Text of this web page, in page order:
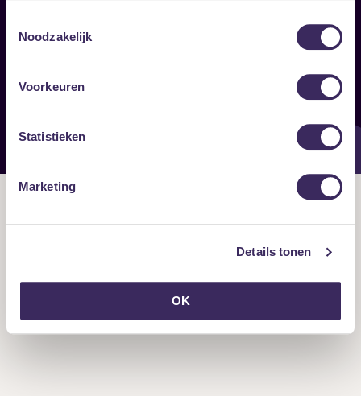
Noodzakelijk
Voorkeuren
Statistieken
Marketing
Details tonen
OK
Onze nieuwsbrief ontvangen?